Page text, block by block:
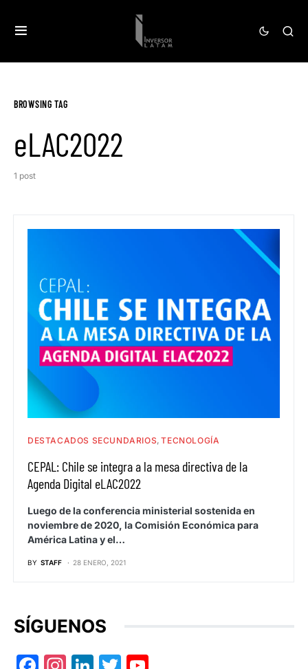
BROWSING TAG
eLAC2022
1 post
DESTACADOS SECUNDARIOS TECNOLOGÍA
CEPAL: Chile se integra a la mesa directiva de la
Agenda Digital eLAC2022
Luego de la conferencia ministerial sostenida en
noviembre de 2020, la Comisión Económica para
América Latina y el…
BY STAFF 28 ENERO, 2021
SÍGUENOS